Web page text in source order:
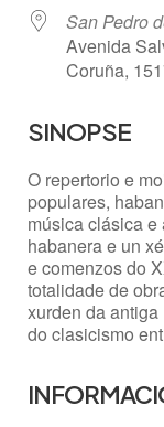
San Pedro
Avenida
Coruña,
SINOPSE
O repertorio e
populares,
música clásica e
habanera e un
e comenzos do
totalidade de
xurden da
do clasicismo